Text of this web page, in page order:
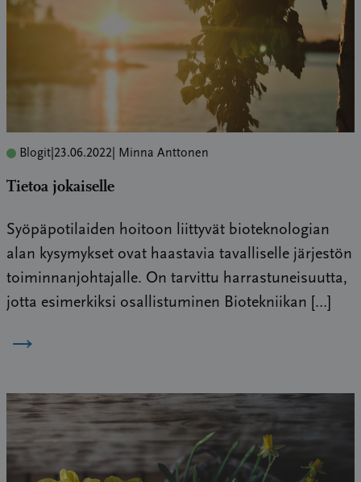
Blogit 23.06.2022 | Minna Anttonen
Tietoa jokaiselle
Syöpäpotilaiden hoitoon liittyvät bioteknologian
alan kysymykset ovat haastavia tavalliselle järjestön
toiminnanjohtajalle. On tarvittu harrastuneisuutta,
jotta esimerkiksi osallistuminen Biotekniikan […]
→